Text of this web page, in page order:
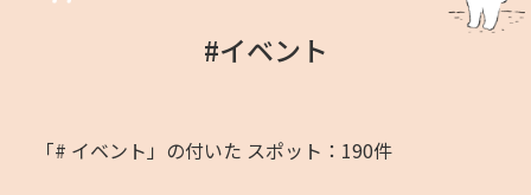
#イベント
「# イベント」の付いた スポット：190件